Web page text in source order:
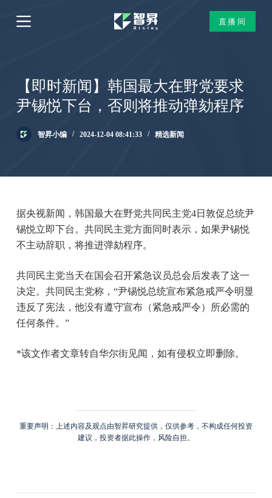
跳
过
直播间
【即时新闻】韩国最大在野党要求
尹锡悦下台，否则将推动弹劾程序
智昇小编 2024-12-04 08:41:33 精选新闻
据央视新闻，韩国最大在野党共同民主党4日敦促总统尹
锡悦立即下台。共同民主党方面同时表示，如果尹锡悦
不主动辞职，将推进弹劾程序。
共同民主党当天在国会召开紧急议员总会后发表了这一
决定。共同民主党称，“尹锡悦总统宣布紧急戒严令明显
违反了宪法，他没有遵守宣布（紧急戒严令）所必需的
任何条件。”
*该文作者文章转自华尔街见闻，如有侵权立即删除。
重要声明：上述内容及观点由智昇研究提供，仅供参考，不构成任何投资
建议，投资者据此操作，风险自担。